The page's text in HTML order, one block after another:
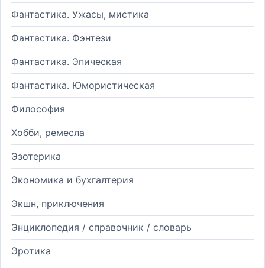
Фантастика. Ужасы, мистика
Фантастика. Фэнтези
Фантастика. Эпическая
Фантастика. Юмористическая
Философия
Хобби, ремесла
Эзотерика
Экономика и бухгалтерия
Экшн, приключения
Энциклопедия / справочник / словарь
Эротика